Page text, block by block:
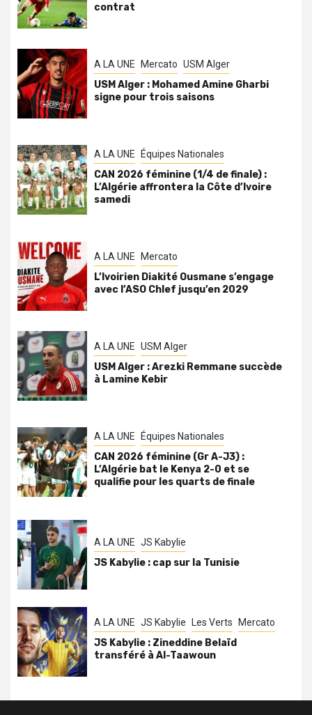
contrat
A LA UNE Mercato USM Alger
USM Alger : Mohamed Amine Gharbi
signe pour trois saisons
A LA UNE Équipes Nationales
CAN 2026 féminine (1/4 de finale) :
L’Algérie affrontera la Côte d’Ivoire
samedi
A LA UNE Mercato
L’Ivoirien Diakité Ousmane s’engage
avec l’ASO Chlef jusqu’en 2029
A LA UNE USM Alger
USM Alger : Arezki Remmane succède
à Lamine Kebir
A LA UNE Équipes Nationales
CAN 2026 féminine (Gr A-J3) :
L’Algérie bat le Kenya 2-0 et se
qualifie pour les quarts de finale
A LA UNE JS Kabylie
JS Kabylie : cap sur la Tunisie
A LA UNE JS Kabylie Les Verts Mercato
JS Kabylie : Zineddine Belaïd
transféré à Al-Taawoun